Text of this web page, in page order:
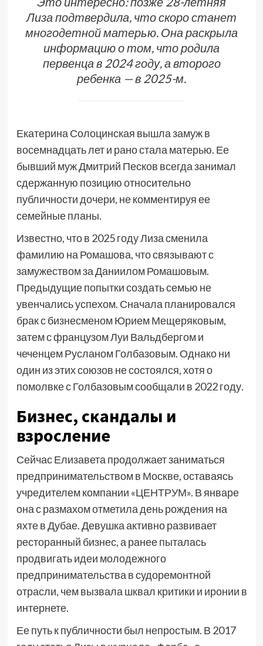
Лиза подтвердила, что скоро станет
многодетной матерью. Она раскрыла
информацию о том, что родила
первенца в 2024 году, а второго
ребенка — в 2025-м.
Екатерина Солоцинская вышла замуж в
восемнадцать лет и рано стала матерью. Ее
бывший муж Дмитрий Песков всегда занимал
сдержанную позицию относительно
публичности дочери, не комментируя ее
семейные планы.
Известно, что в 2025 году Лиза сменила
фамилию на Ромашова, что связывают с
замужеством за Даниилом Ромашовым.
Предыдущие попытки создать семью не
увенчались успехом. Сначала планировался
брак с бизнесменом Юрием Мещеряковым,
затем с французом Луи Вальдбергом и
чеченцем Русланом Голбазовым. Однако ни
один из этих союзов не состоялся, хотя о
помолвке с Голбазовым сообщали в 2022 году.
Бизнес, скандалы и
взросление
Сейчас Елизавета продолжает заниматься
предпринимательством в Москве, оставаясь
учредителем компании «ЦЕНТРУМ». В январе
она с размахом отметила день рождения на
яхте в Дубае. Девушка активно развивает
ресторанный бизнес, а ранее пыталась
продвигать идеи молодежного
предпринимательства в судоремонтной
отрасли, чем вызвала шквал критики и иронии в
интернете.
Ее путь к публичности был непростым. В 2017